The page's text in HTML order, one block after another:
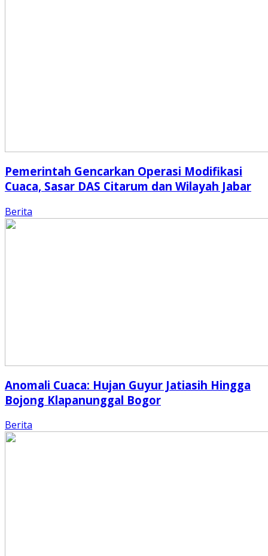
Pemerintah Gencarkan Operasi Modifikasi
Cuaca, Sasar DAS Citarum dan Wilayah Jabar
Berita
Anomali Cuaca: Hujan Guyur Jatiasih Hingga
Bojong Klapanunggal Bogor
Berita